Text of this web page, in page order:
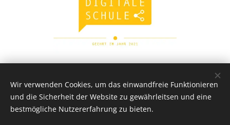
Wir verwenden Cookies, um das einwandfreie Funktionieren
und die Sicherheit der Website zu gewährleitsen und eine
bestmögliche Nutzererfahrung zu bieten.